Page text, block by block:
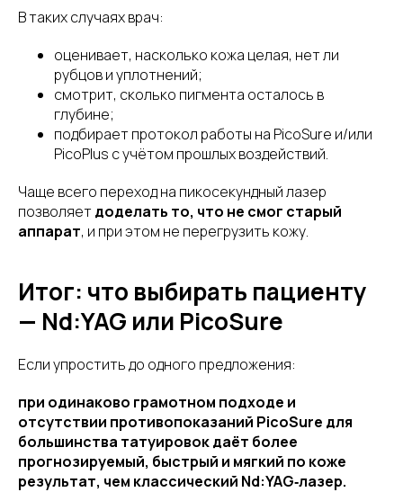
В таких случаях врач:
оценивает, насколько кожа целая, нет ли
рубцов и уплотнений;
смотрит, сколько пигмента осталось в
глубине;
подбирает протокол работы на PicoSure и/или
PicoPlus с учётом прошлых воздействий.
Чаще всего переход на пикосекундный лазер
позволяетдоделать то, что не смог старый
аппарат, и при этом не перегрузить кожу.
Итог: что выбирать пациенту
— Nd:YAG или PicoSure
Если упростить до одного предложения:
при одинаково грамотном подходе и
отсутствии противопоказаний PicoSure для
большинства татуировок даёт более
прогнозируемый, быстрый и мягкий по коже
результат, чем классический Nd:YAG‑лазер.